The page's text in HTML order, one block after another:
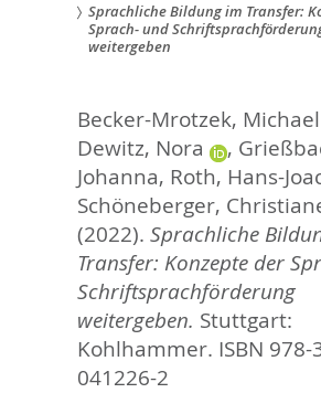
Sie
sind
hier:
Sprachliche Bildung im Transfer:
Sprach- und
weitergeben
Becker-Mrotzek, Michael
Dewitz, Nora
,
Johanna, Roth, Hans-
Schöneberger,
(2022). Sprachliche
Transfer: Konzepte der
Schriftsprachförderung
weitergeben. Stuttgart:
Kohlhammer. ISBN 978-
041226-2